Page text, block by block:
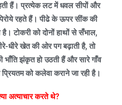
हैं। प्रत्येक लट में धवल सीपों और
रहते हैं। पीढे के ऊपर सींक की
टोकरी को दोनों हाथों से सँभाल,
धीरे खेत की ओर पग बढ़ाती है,तो
झंकृत हो उठती हैं और सारे गाँव
को कलेवा कराने जा रही है।
अत्याचार करते थे?